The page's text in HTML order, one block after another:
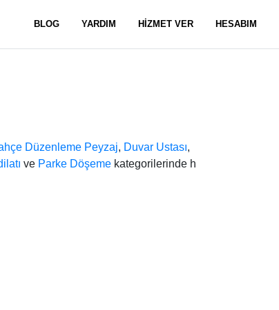
BLOG YARDIM HİZMET VER HESABIM
Düzenleme Peyzaj, Duvar Ustası,
ve Parke Döşeme kategorilerinde h